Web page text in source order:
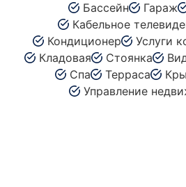
Бассейн Гараж
Кабельное
Кондиционер
Услуги
Кладовая
Стоянка
Спа
Терраса
Управление